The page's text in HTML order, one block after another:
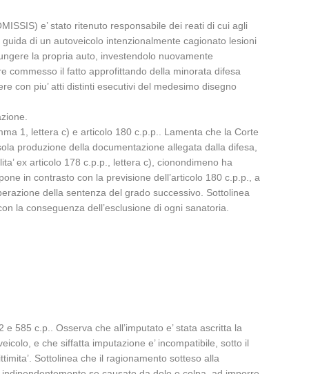
e’ stato ritenuto responsabile dei reati di cui agli
di un autoveicolo intenzionalmente cagionato lesioni
la propria auto, investendolo nuovamente
commesso il fatto approfittando della minorata difesa
con piu’ atti distinti esecutivi del medesimo disegno
1, lettera c) e articolo 180 c.p.p.. Lamenta che la Corte
produzione della documentazione allegata dalla difesa,
ex articolo 178 c.p.p., lettera c), cionondimeno ha
in contrasto con la previsione dell’articolo 180 c.p.p., a
della sentenza del grado successivo. Sottolinea
la conseguenza dell’esclusione di ogni sanatoria.
585 c.p.. Osserva che all’imputato e’ stata ascritta la
e che siffatta imputazione e’ incompatibile, sotto il
Sottolinea che il ragionamento sotteso alla